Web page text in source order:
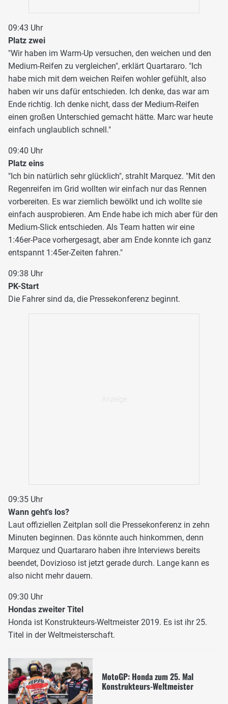
09:43 Uhr
Platz zwei
"Wir haben im Warm-Up versuchen, den weichen und den
Medium-Reifen zu vergleichen", erklärt Quartararo. "Ich
habe mich mit dem weichen Reifen wohler gefühlt, also
haben wir uns dafür entschieden. Ich denke, das war am
Ende richtig. Ich denke nicht, dass der Medium-Reifen
einen großen Unterschied gemacht hätte. Marc war heute
einfach unglaublich schnell."
09:40 Uhr
Platz eins
"Ich bin natürlich sehr glücklich", strahlt Marquez. "Mit den
Regenreifen im Grid wollten wir einfach nur das Rennen
vorbereiten. Es war ziemlich bewölkt und ich wollte sie
einfach ausprobieren. Am Ende habe ich mich aber für den
Medium-Slick entschieden. Als Team hatten wir eine
1:46er-Pace vorhergesagt, aber am Ende konnte ich ganz
entspannt 1:45er-Zeiten fahren."
09:38 Uhr
PK-Start
Die Fahrer sind da, die Pressekonferenz beginnt.
09:35 Uhr
Wann geht's los?
Laut offiziellen Zeitplan soll die Pressekonferenz in zehn
Minuten beginnen. Das könnte auch hinkommen, denn
Marquez und Quartararo haben ihre Interviews bereits
beendet, Dovizioso ist jetzt gerade durch. Lange kann es
also nicht mehr dauern.
09:30 Uhr
Hondas zweiter Titel
Honda ist Konstrukteurs-Weltmeister 2019. Es ist ihr 25.
Titel in der Weltmeisterschaft.
MotoGP: Honda zum 25. Mal
Konstrukteurs-Weltmeister